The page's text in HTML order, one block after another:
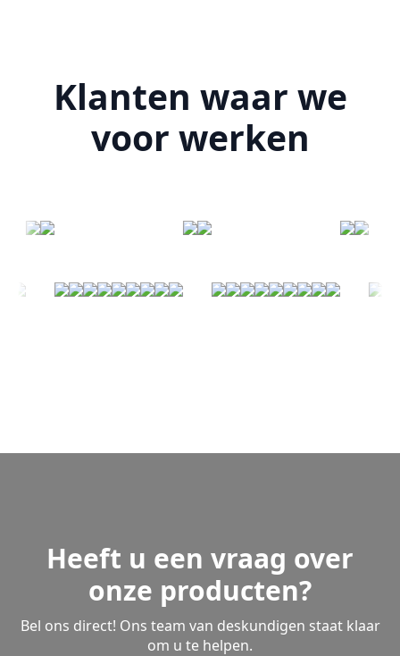
Klanten waar we
voor werken
Heeft u een vraag over
onze producten?
Bel ons direct! Ons team van deskundigen staat klaar
om u te helpen.